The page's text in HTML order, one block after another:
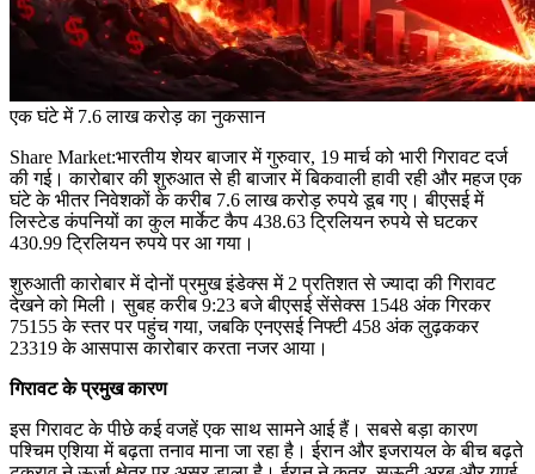
एक घंटे में 7.6 लाख करोड़ का नुकसान
Share Market:भारतीय शेयर बाजार में गुरुवार, 19 मार्च को भारी गिरावट दर्ज
की गई। कारोबार की शुरुआत से ही बाजार में बिकवाली हावी रही और महज एक
घंटे के भीतर निवेशकों के करीब 7.6 लाख करोड़ रुपये डूब गए। बीएसई में
लिस्टेड कंपनियों का कुल मार्केट कैप 438.63 ट्रिलियन रुपये से घटकर
430.99 ट्रिलियन रुपये पर आ गया।
शुरुआती कारोबार में दोनों प्रमुख इंडेक्स में 2 प्रतिशत से ज्यादा की गिरावट
देखने को मिली। सुबह करीब 9:23 बजे बीएसई सेंसेक्स 1548 अंक गिरकर
75155 के स्तर पर पहुंच गया, जबकि एनएसई निफ्टी 458 अंक लुढ़ककर
23319 के आसपास कारोबार करता नजर आया।
गिरावट के प्रमुख कारण
इस गिरावट के पीछे कई वजहें एक साथ सामने आई हैं। सबसे बड़ा कारण
पश्चिम एशिया में बढ़ता तनाव माना जा रहा है। ईरान और इजरायल के बीच बढ़ते